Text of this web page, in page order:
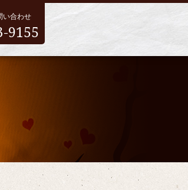
い合わせ
9155